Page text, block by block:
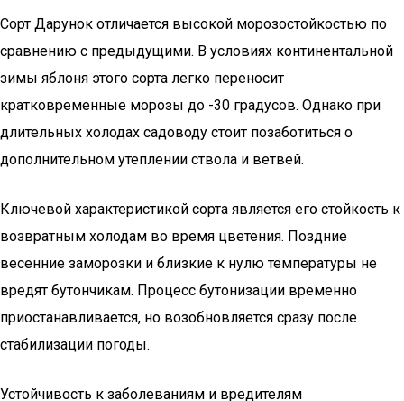
Сорт Дарунок отличается высокой морозостойкостью по
сравнению с предыдущими. В условиях континентальной
зимы яблоня этого сорта легко переносит
кратковременные морозы до -30 градусов. Однако при
длительных холодах садоводу стоит позаботиться о
дополнительном утеплении ствола и ветвей.
Ключевой характеристикой сорта является его стойкость к
возвратным холодам во время цветения. Поздние
весенние заморозки и близкие к нулю температуры не
вредят бутончикам. Процесс бутонизации временно
приостанавливается, но возобновляется сразу после
стабилизации погоды.
Устойчивость к заболеваниям и вредителям